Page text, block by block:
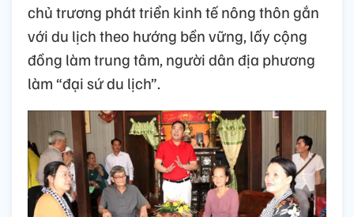
chủ trương phát triển kinh tế nông thôn gắn
với du lịch theo hướng bền vững, lấy cộng
đồng làm trung tâm, người dân địa phương
làm “đại sứ du lịch”.